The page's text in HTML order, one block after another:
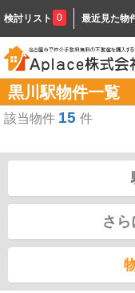
検討リスト 0 最近見た物
黒川駅物件一覧
該当物件 15 件
さ